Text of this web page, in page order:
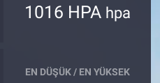
1016 HPA hpa
EN DÜŞÜK / EN YÜKSEK